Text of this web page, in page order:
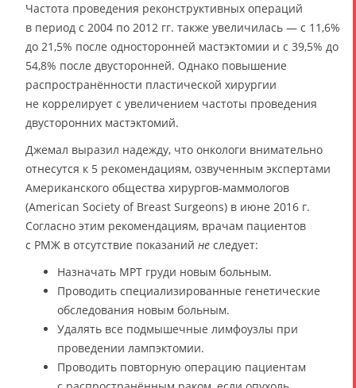
Частота проведения реконструктивных операций
в период с 2004 по 2012 гг. также увеличилась — с 11,6%
до 21,5% после односторонней мастэктомии и с 39,5% до
54,8% после двусторонней. Однако повышение
распространённости пластической хирургии
не коррелирует с увеличением частоты проведения
двусторонних мастэктомий.
Джемал выразил надежду, что онкологи внимательно
отнесутся к 5 рекомендациям, озвученным экспертами
Американского общества хирургов-маммологов
(American Society of Breast Surgeons) в июне 2016 г.
Согласно этим рекомендациям, врачам пациентов
с РМЖ в отсутствие показаний не следует:
Назначать МРТ груди новым больным.
Проводить специализированные генетические
обследования новым больным.
Удалять все подмышечные лимфоузлы при
проведении лампэктомии.
Проводить повторную операцию пациентам